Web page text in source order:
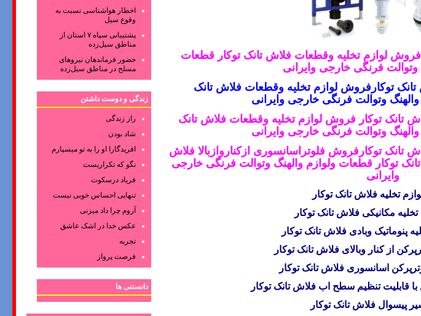
لوازم تخلیه وقطعات فلاش تانک توکار قطعات
وتوالت فرنگی خارجی وایرانی
توکارفروش لوازم تخلیه وقطعات فلاش تانک
وتوالت فرنگی خارجی وایرانی
تانک توکار فروش لوازم تخلیه وقطعات فلاش تانک
وتوالت فرنگی خارجی وایرانی
تانک توکارفروش فلوتراسانسوری ازکناروازبالا فلاش
توکار قطعات ولوازم والهنگ وتوالت فرنگی خارجی
وایرانی
تخلیه فلاش تانک توکار
مکانیکی فلاش تانک توکار
پنوماتیک وبادی فلاش تانک توکار
از کنار وبالای فلاش تانک توکار
اسانسوری فلاش تانک توکار
قابلیت تنظیم سطح اب فلاش تانک توکار
پیسوال فلاش تانک توکار
اخطار هواشناسی نسبت به
وقوع سیل
پشتیبانی سپاه ۷ استان از
مناطق سیل‌زده
حضور فرماندهان نیروهای
مسلح در مناطق سیل‌زده
زندگی و دوست داشتن
راز زندگی
شاد بودن
افریدگارا او را به تو میسپارم
نگو که تکراریست
فریاد درسکوت
تنهایی احساس خوبی نیست
آروم چرا داد میزنی
عکس‌ خدا در اشک‌ عاشق‌
تجربه
فرصت پرواز
دانستنی ها